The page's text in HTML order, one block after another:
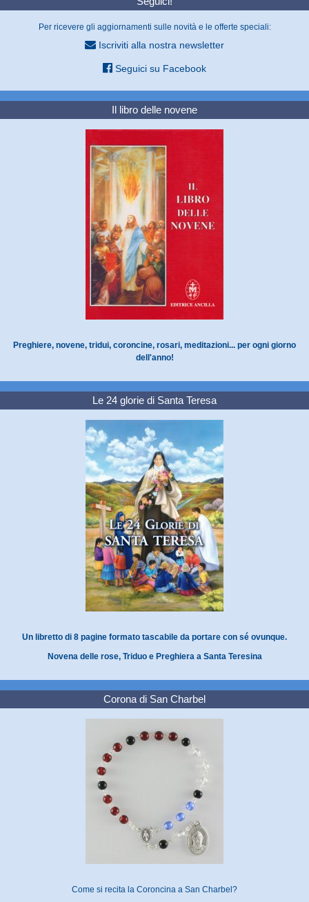
Per ricevere gli aggiornamenti sulle novità e le offerte speciali:
Iscriviti alla nostra newsletter
Seguici su Facebook
Il libro delle novene
Preghiere, novene, tridui, coroncine, rosari, meditazioni... per ogni giorno
dell'anno!
Le 24 glorie di Santa Teresa
Un libretto di 8 pagine formato tascabile da portare con sé ovunque.
Novena delle rose, Triduo e Preghiera a Santa Teresina
Corona di San Charbel
Come si recita la Coroncina a San Charbel?